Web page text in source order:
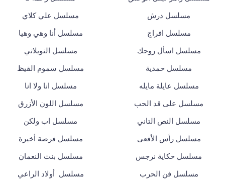
مسلسل درش مسلسل علي كلاي
مسلسل افراج مسلسل أنا وهي وهيا
مسلسل اسأل روحك مسلسل النويلاتي
مسلسل حمدية مسلسل سموم القيظ
مسلسل عايلة مايله مسلسل انا ولا انا
مسلسل على قد الحب مسلسل اللون الأزرق
مسلسل النص التاني مسلسل اب ولكن
مسلسل رأس الأفعى مسلسل فرصة أخيرة
مسلسل حكاية نرجس مسلسل بنت النعمان
مسلسل فن الحرب مسلسل أولاد الراعي